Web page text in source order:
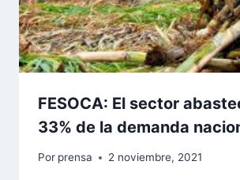
FESOCA: El sector
33% de la demanda
Por prensa 2 noviembre, 2021